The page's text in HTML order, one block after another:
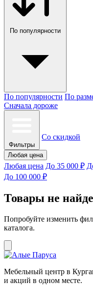
По популярности
По популярности По
Сначала дороже
Фильтры
Со скидкой
Любая цена
Любая цена До 35 000 ₽
До 100 000 ₽
Товары не
Попробуйте изменить
каталога.
Мебельный центр в
и акций в одном месте.